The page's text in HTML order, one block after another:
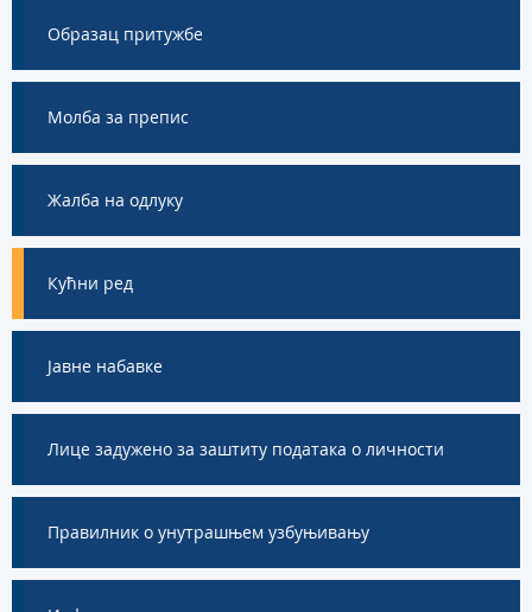
Образац притужбе
Молба за препис
Жалба на одлуку
Кућни ред
Jавне набавке
Лице задужено за заштиту података о личности
Правилник о унутрашњем узбуњивању